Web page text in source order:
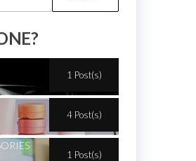
1 Post(s)
4 Post(s)
1 Post(s)